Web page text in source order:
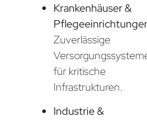
Krankenhäuser &
Zuverlässige
für kritische
Infrastrukturen.
Industrie &